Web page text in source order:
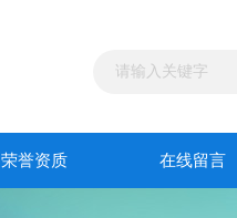
荣誉资质 在线留言